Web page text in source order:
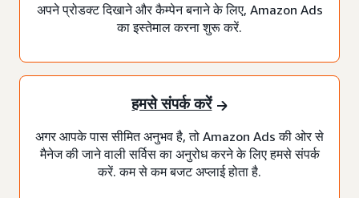
अपने प्रोडक्ट दिखाने और कैम्पेन बनाने के लिए, Amazon Ads
का इस्तेमाल करना शुरू करें.
हमसे संपर्क करें
अगर आपके पास सीमित अनुभव है, तो Amazon Ads की ओर से
मैनेज की जाने वाली सर्विस का अनुरोध करने के लिए हमसे संपर्क
करें. कम से कम बजट अप्लाई होता है.